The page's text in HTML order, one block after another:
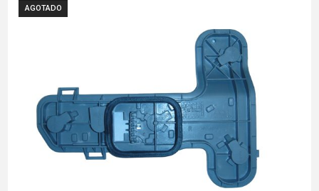
AGOTADO